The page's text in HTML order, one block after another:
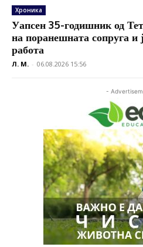
Хроника
Уапсен 35-годишник од
на поранешната сопруга и
работа
Л. М. - 06.08.2026 15:56
-